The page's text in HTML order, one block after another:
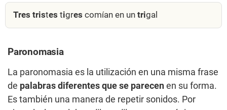
Tres tristes tigres comían en un trigal
Paronomasia
La paronomasia es la utilización en una misma frase
de palabras diferentes que se parecen en su forma.
Es también una manera de repetir sonidos. Por